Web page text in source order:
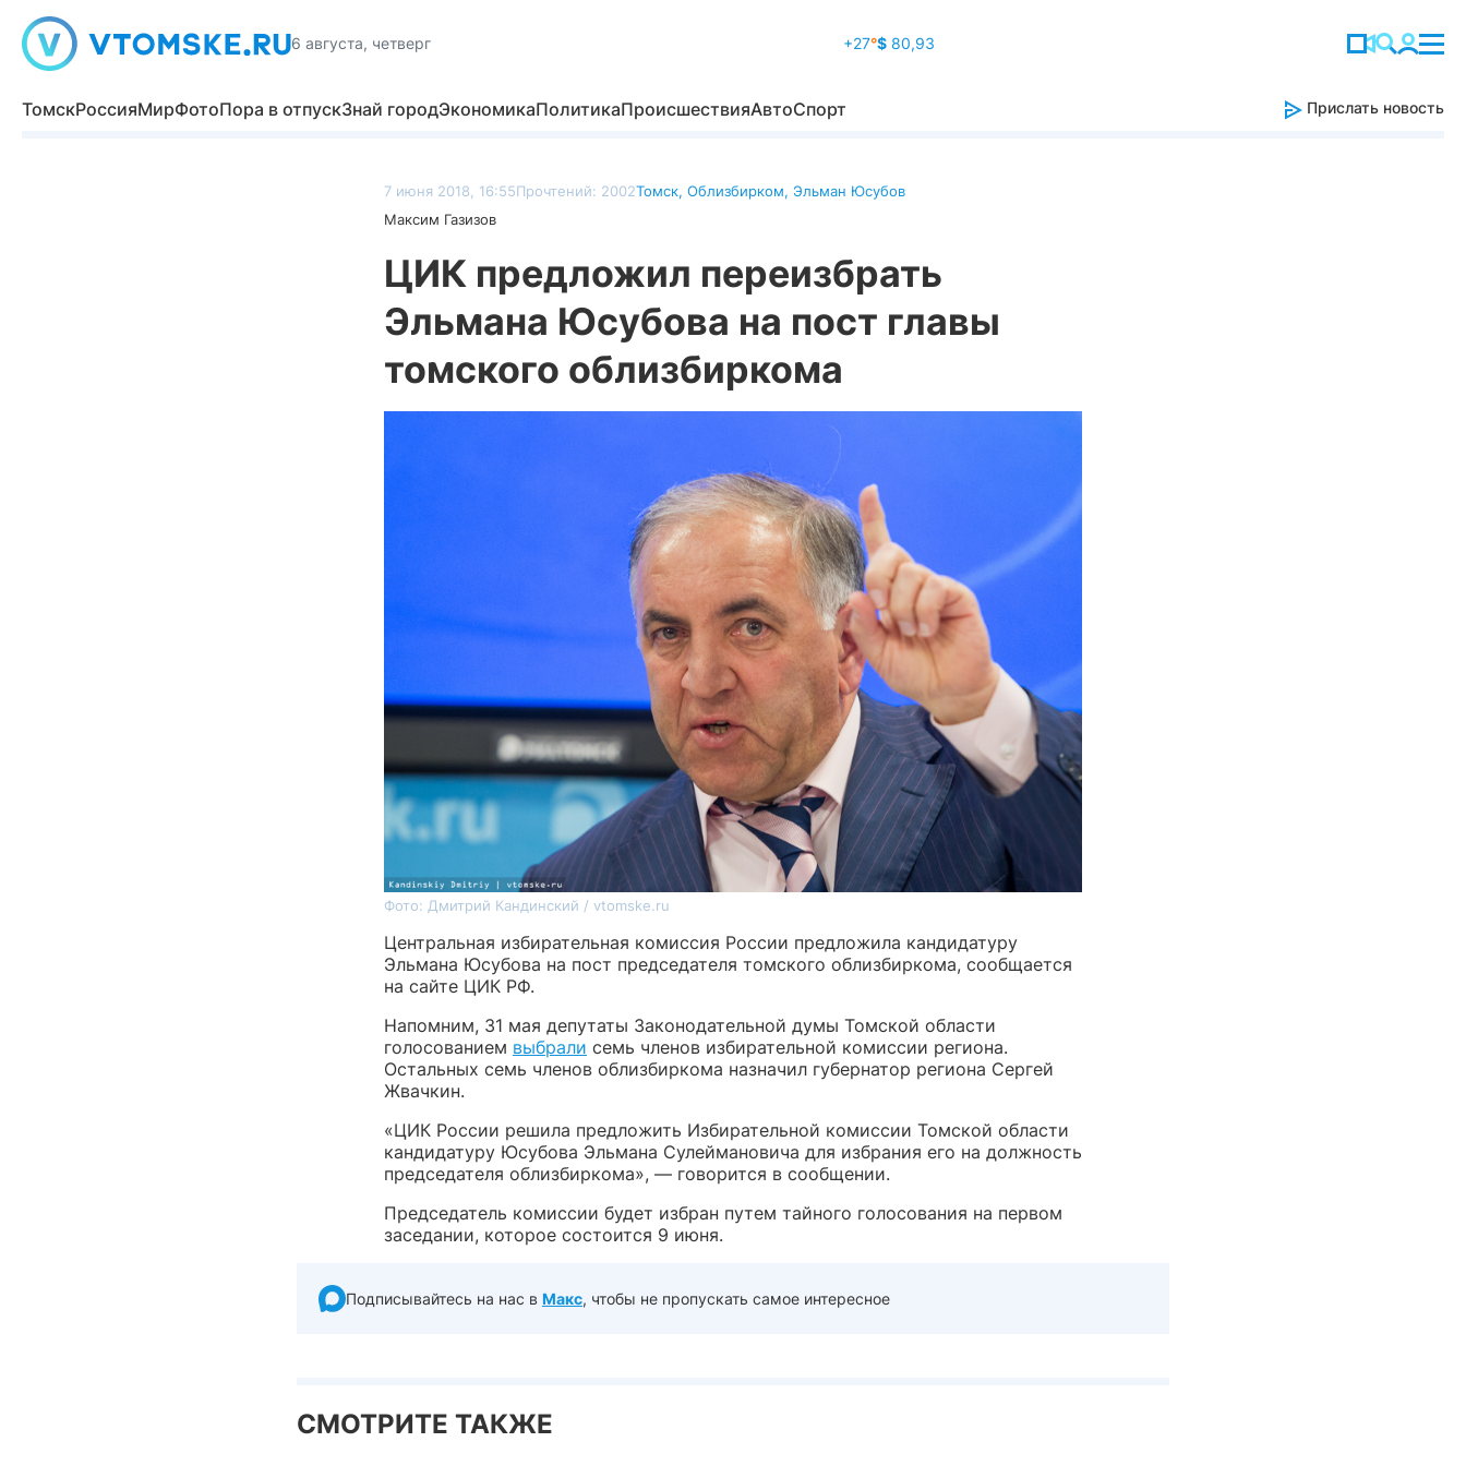
6 августа, четверг +27°$ 80,93
ТомскРоссияМирФотоПора в отпускЗнай городЭкономикаПолитикаПроисшествияАвтоСпорт Прислать новость
7 июня 2018, 16:55Прочтений: 2002Томск, Облизбирком, Эльман Юсубов
Максим Газизов
ЦИК предложил переизбрать
Эльмана Юсубова на пост главы
томского облизбиркома
Фото: Дмитрий Кандинский / vtomske.ru
Центральная избирательная комиссия России предложила кандидатуру
Эльмана Юсубова на пост председателя томского облизбиркома, сообщается
на сайте ЦИК РФ.
Напомним, 31 мая депутаты Законодательной думы Томской области
голосованием выбрали семь членов избирательной комиссии региона.
Остальных семь членов облизбиркома назначил губернатор региона Сергей
Жвачкин.
«ЦИК России решила предложить Избирательной комиссии Томской области
кандидатуру Юсубова Эльмана Сулеймановича для избрания его на должность
председателя облизбиркома», — говорится в сообщении.
Председатель комиссии будет избран путем тайного голосования на первом
заседании, которое состоится 9 июня.
Подписывайтесь на нас в Макс, чтобы не пропускать самое интересное
СМОТРИТЕ ТАКЖЕ